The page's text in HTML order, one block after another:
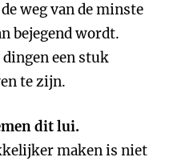
weg van de minste
bejegend wordt.
dingen een stuk
te zijn.
dit lui.
maken is niet